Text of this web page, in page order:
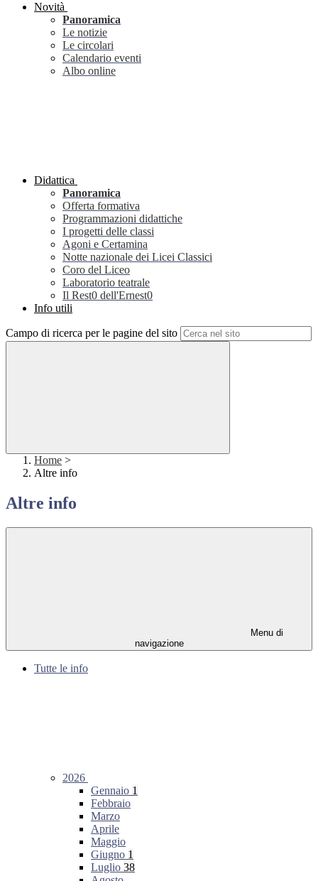
Novità
Panoramica
Le notizie
Le circolari
Calendario eventi
Albo online
Didattica
Panoramica
Offerta formativa
Programmazioni didattiche
I progetti delle classi
Agoni e Certamina
Notte nazionale dei Licei Classici
Coro del Liceo
Laboratorio teatrale
Il Rest0 dell'Ernest0
Info utili
Campo di ricerca per le pagine del sito
Home >
Altre info
Altre info
Menu di
navigazione
Tutte le info
2026
Gennaio 1
Febbraio
Marzo
Aprile
Maggio
Giugno 1
Luglio 38